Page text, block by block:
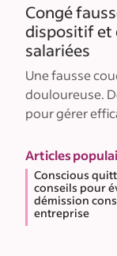
Congé
dispositif et
salariées
Une fausse
douloureuse.
pour gérer
Articles
Conscious
conseils pour
démission
entreprise